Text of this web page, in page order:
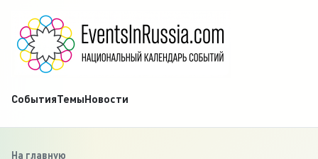
СобытияТемыНовости
На главную